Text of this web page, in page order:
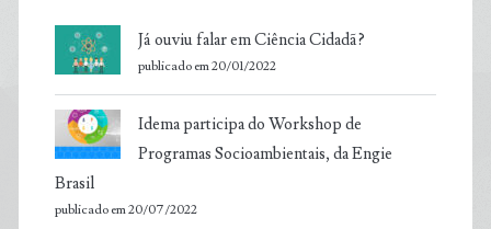
Já ouviu falar em Ciência Cidadã?
publicado em 20/01/2022
Idema participa do Workshop de
Programas Socioambientais, da Engie
Brasil
publicado em 20/07/2022